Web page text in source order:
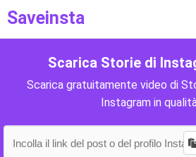
Saveinsta
Scarica Storie di
Scarica gratuitamente video di
Instagram in